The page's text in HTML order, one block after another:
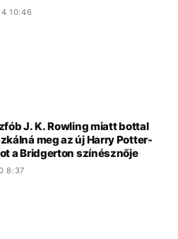
10:46
J. K. Rowling miatt bottal
meg az új Harry Potter-
a Bridgerton színésznője
8:37